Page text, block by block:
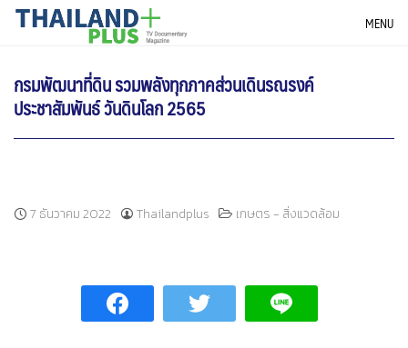
SkipTHAILANDPLUS NEWS MENU
กรมพัฒนาที่ดิน รวมพลังทุกภาคส่วนเดินรณรงค์
ประชาสัมพันธ์ วันดินโลก 2565
7 ธันวาคม 2022 Thailandplus เกษตร - สิ่งแวดล้อม